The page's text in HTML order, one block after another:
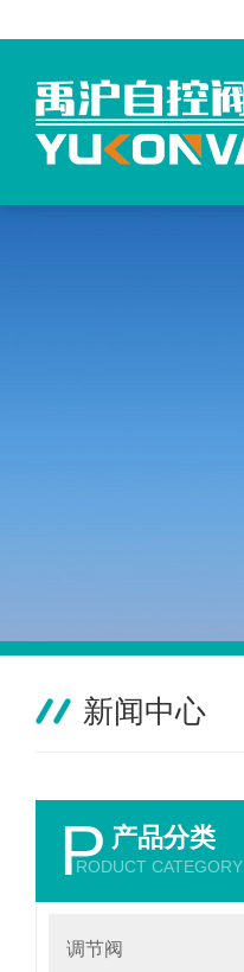
新闻中心
P 产品分类
RODUCT CATEGORY
调节阀